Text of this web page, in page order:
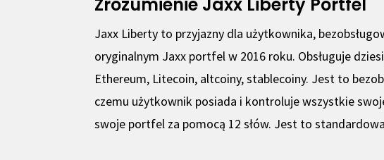
Jaxx Liberty to przyjazny dla użytkownika,
oryginalnym Jaxx portfel w 2016 roku. Obsługuje
Ethereum, Litecoin, altcoiny, stablecoiny. Jest to
czemu użytkownik posiada i kontroluje wszystkie
swoje portfel za pomocą 12 słów. Jest to